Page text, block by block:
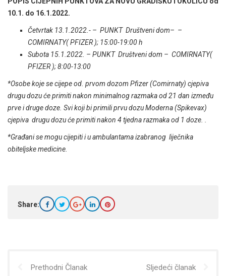
10.1. do 16.1.2022.
Četvrtak 13.1.2022.- – PUNKT Društveni dom– –
COMIRNATY( PFIZER ); 15:00-19:00 h
Subota 15.1.2022. – PUNKT Društveni dom – COMIRNATY(
PFIZER ); 8:00-13:00
*Osobe koje se cijepe od. prvom dozom Pfizer (Comirnaty) cjepiva
drugu dozu će primiti nakon minimalnog razmaka od 21 dan između
prve i druge doze. Svi koji bi primili prvu dozu Moderna (Spikevax)
cjepiva drugu dozu će primiti nakon 4 tjedna razmaka od 1 doze. .
*Građani se mogu cijepiti i u ambulantama izabranog liječnika
obiteljske medicine.
Share:
Prethodni Članak Sljedeći članak